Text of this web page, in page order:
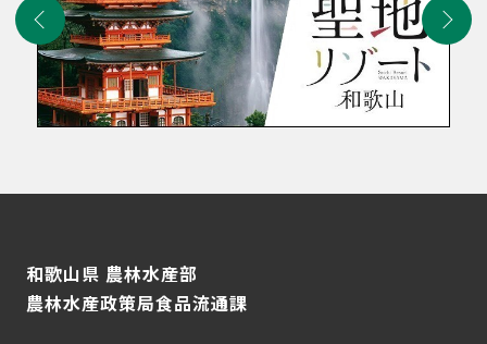
和歌山県 農林水産部
農林水産政策局食品流通課